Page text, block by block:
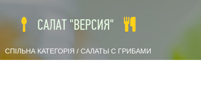
САЛАТ "ВЕРСИЯ"